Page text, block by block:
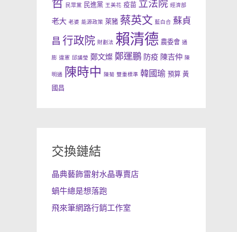
哲 民眾黨 民進黨 王美花 疫苗 立法院 經濟部
老大 老婆 能源政策 萊豬 蔡英文 藍白合 蘇貞
昌 行政院 財劃法 賴清德 農委會 通
膨 違憲 邱議瑩 鄭文燦 鄭運鵬 防疫 陳吉仲 陳
明通 陳時中 陳菊 雙重標準 韓國瑜 預算 黃
國昌
交換鏈結
晶典藝飾雷射水晶專賣店
蝸牛總是想落跑
飛來筆網路行銷工作室